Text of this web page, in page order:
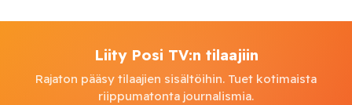
Liity Posi TV:n tilaajiin
Rajaton pääsy tilaajien sisältöihin. Tuet kotimaista
riippumatonta journalismia.